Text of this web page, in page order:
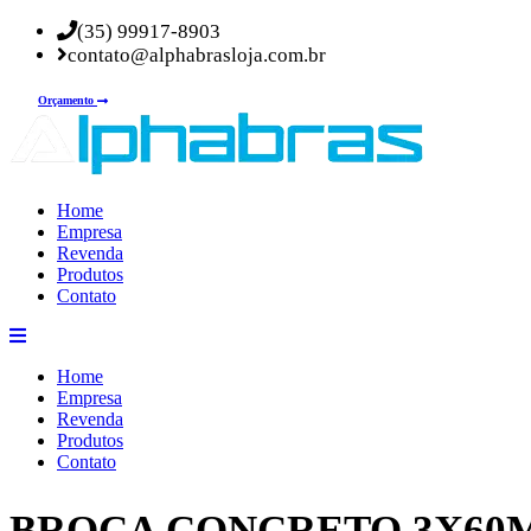
(35) 99917-8903
contato@alphabrasloja.com.br
Orçamento
Home
Empresa
Revenda
Produtos
Contato
Home
Empresa
Revenda
Produtos
Contato